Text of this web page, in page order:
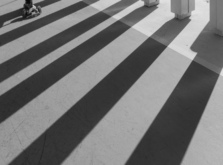
幾何 — 光影